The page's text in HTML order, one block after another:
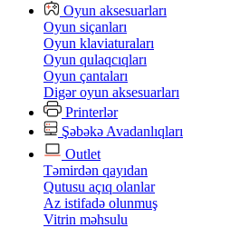
Oyun aksesuarları
Oyun siçanları
Oyun klaviaturaları
Oyun qulaqcıqları
Oyun çantaları
Digər oyun aksesuarları
Printerlər
Şəbəkə Avadanlıqları
Outlet
Təmirdən qayıdan
Qutusu açıq olanlar
Az istifadə olunmuş
Vitrin məhsulu